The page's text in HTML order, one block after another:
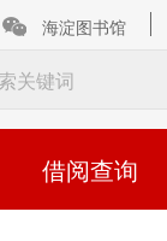
海淀图书馆
借阅查询